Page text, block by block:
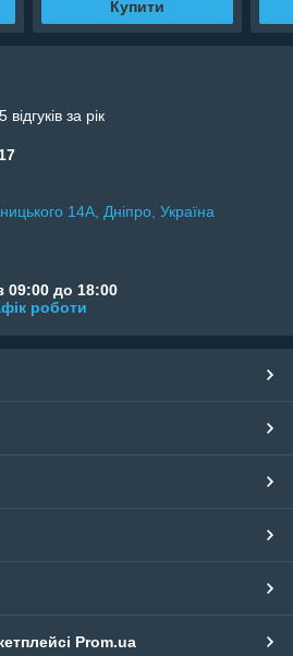
Купити
за рік
14А, Дніпро, Україна
09:00 до 18:00
роботи
Prom.ua